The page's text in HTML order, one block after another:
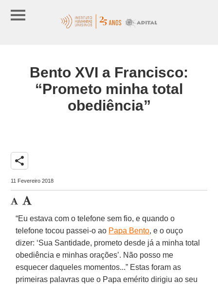
Bento XVI a Francisco:
“Prometo minha total
obediência”
share
11 Fevereiro 2018
“Eu estava com o telefone sem fio, e quando o
telefone tocou passei-o ao Papa Bento, e o ouço
dizer: ‘Sua Santidade, prometo desde já a minha total
obediência e minhas orações’. Não posso me
esquecer daqueles momentos...” Estas foram as
primeiras palavras que o Papa emérito dirigiu ao seu